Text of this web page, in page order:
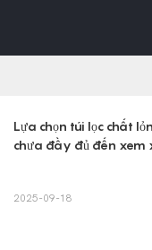
Lựa chọn túi lọc chất
chưa đầy đủ đến xem
2025-09-18